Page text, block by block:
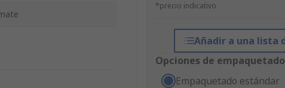
*precio indicativo
Añadir a una lista
Opciones de
Empaquetado estándar